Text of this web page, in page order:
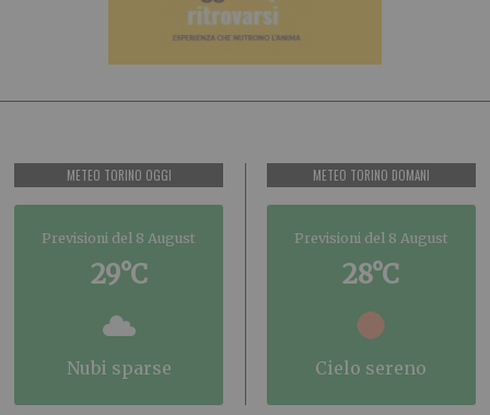
METEO TORINO OGGI
Previsioni del 8 August
29°C
nubi sparse
METEO TORINO DOMANI
Previsioni del 8 August
28°C
cielo sereno